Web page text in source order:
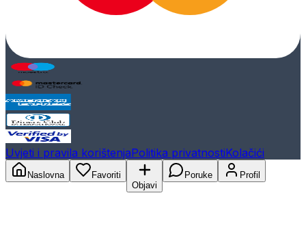
Uvjeti i pravila korištenjaPolitika privatnostiKolačići
Naslovna
Favoriti
Objavi
Poruke Profil